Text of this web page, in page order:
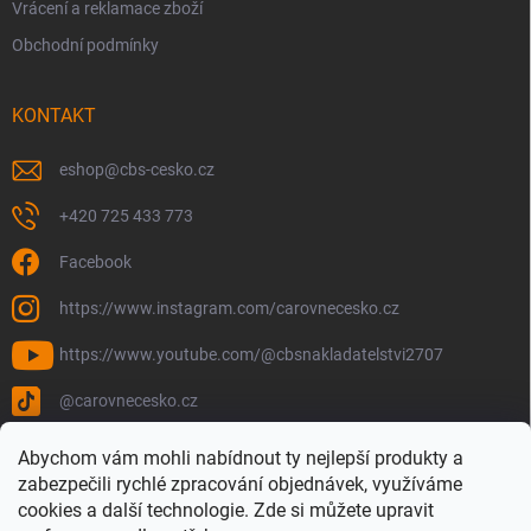
Abychom vám mohli nabídnout ty nejlepší produkty a
zabezpečili rychlé zpracování objednávek, využíváme
cookies a další technologie. Zde si můžete upravit
Vrácení a reklamace zboží
Obchodní podmínky
KONTAKT
eshop@cbs-cesko.cz
+420 725 433 773
Facebook
https://www.instagram.com/carovnecesko.cz
https://www.youtube.com/@cbsnakladatelstvi2707
@carovnecesko.cz